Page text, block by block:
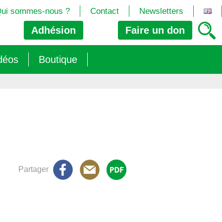
Adhésion Faire un don
sommes-nous ? Contact Newsletters
26)
» s’imposent aux législateurs européens ?
Boutique
Partager